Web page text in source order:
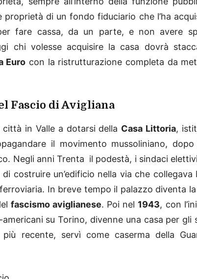
proprietà di un fondo fiduciario che l’ha
fare cassa, da un parte, e non avere
chi volesse acquisire la casa dovrà
Euro con la ristrutturazione completa da
Fascio di Avigliana
in Valle a dotarsi della Casa Littoria,
il movimento mussoliniano, dopo
Negli anni Trenta il podestà, i sindaci
costruire un’edificio nella via che collegava
In breve tempo il palazzo diventa
fascismo aviglianese. Poi nel 1943, con
su Torino, divenne una casa per gli
recente, servì come caserma della